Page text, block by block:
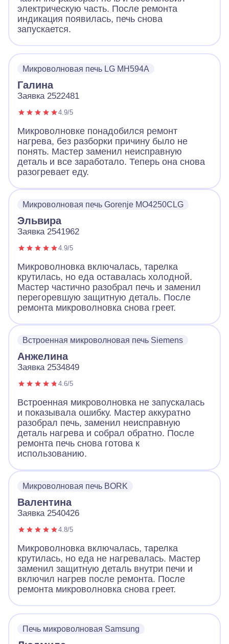
электрическую часть. После ремонта
индикация появилась, печь снова
запускается.
Микроволновая печь LG MH594A
Галина
Заявка 2522481
4.9/5
Микроволновке понадобился ремонт
нагрева, без разборки причину было не
понять. Мастер заменил неисправную
деталь и все заработало. Теперь она снова
разогревает еду.
Микроволновая печь Gorenje MO4250CLG
Эльвира
Заявка 2541962
4.9/5
Микроволновка включалась, тарелка
крутилась, но еда оставалась холодной.
Мастер частично разобрал печь и заменил
перегоревшую защитную деталь. После
ремонта микроволновка снова греет.
Встроенная микроволновая печь Siemens
Анжелина
Заявка 2534849
4.6/5
Встроенная микроволновка не запускалась
и показывала ошибку. Мастер аккуратно
разобрал печь, заменил неисправную
деталь нагрева и собрал обратно. После
ремонта печь снова готова к
использованию.
Микроволновая печь BORK
Валентина
Заявка 2540426
4.8/5
Микроволновка включалась, тарелка
крутилась, но еда не нагревалась. Мастер
заменил защитную деталь внутри печи и
включил нагрев после ремонта. После
ремонта микроволновка снова греет.
Печь микроволновая Samsung